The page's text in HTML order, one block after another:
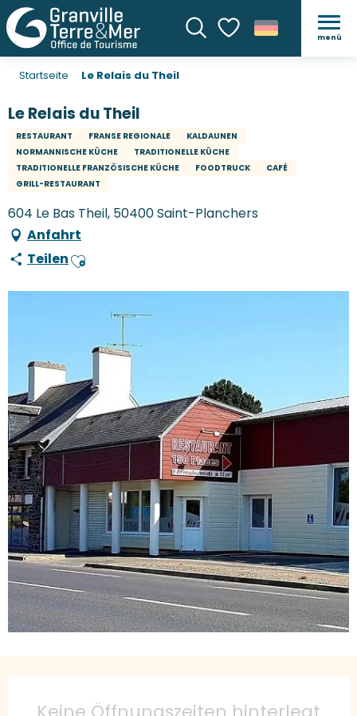
SucheVoir les favoris
menü
Startseite Le Relais du Theil
Le Relais du Theil
RESTAURANT FRANSE REGIONALE
KALDAUNEN
NORMANNISCHE KÜCHE
TRADITIONELLE KÜCHE
TRADITIONELLE FRANZÖSISCHE KÜCHE
FOODTRUCK
CAFÉ
GRILL-RESTAURANT
604 Le Bas Theil, 50400 Saint-Planchers
Anfahrt
TeilenAjouter aux favoris